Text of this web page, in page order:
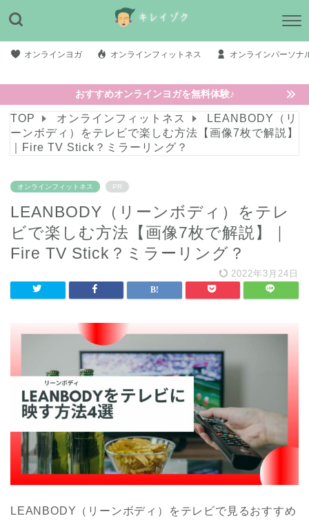
オンラインヨガ オンラインフィットネス オンラインパーソナ
おすすめオンラインヨガを無料体験♪
TOP オンラインフィットネス
LEANBODY（リ
ーンボディ）をテレビで楽しむ方法【画像7枚で解説】
｜Fire TV Stick？ミラーリング？
オンラインフィットネス PR
LEANBODY（リーンボディ）をテレ
ビで楽しむ方法【画像7枚で解説】｜
Fire TV Stick？ミラーリング？
2022年3月24日
LEANBODY（リーンボディ）をテレビで見るおすすめ